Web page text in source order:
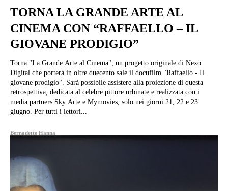
TORNA LA GRANDE ARTE AL
CINEMA CON “RAFFAELLO – IL
GIOVANE PRODIGIO”
Torna "La Grande Arte al Cinema", un progetto originale di Nexo
Digital che porterà in oltre duecento sale il docufilm "Raffaello - Il
giovane prodigio". Sarà possibile assistere alla proiezione di questa
retrospettiva, dedicata al celebre pittore urbinate e realizzata con i
media partners Sky Arte e Mymovies, solo nei giorni 21, 22 e 23
giugno. Per tutti i lettori...
Bernadette Hanna